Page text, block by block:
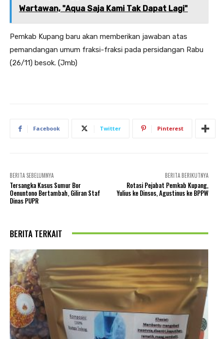
Wartawan, "Aqua Saja Kami Tak Dapat Lagi"
Pemkab Kupang baru akan memberikan jawaban atas
pemandangan umum fraksi-fraksi pada persidangan Rabu
(26/11) besok. (Jmb)
Facebook Twitter Pinterest
BERITA SEBELUMNYA
Tersangka Kasus Sumur Bor
Oenuntono Bertambah, Giliran Staf
Dinas PUPR
BERITA BERIKUTNYA
Rotasi Pejabat Pemkab Kupang,
Yulius ke Dinsos, Agustinus ke BPPW
BERITA TERKAIT